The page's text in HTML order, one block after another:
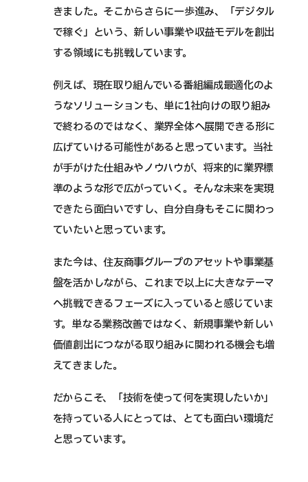
きました。そこからさらに一歩進み、「デジタル
で稼ぐ」という、新しい事業や収益モデルを創出
する領域にも挑戦しています。
例えば、現在取り組んでいる番組編成最適化のよ
うなソリューションも、単に1社向けの取り組み
で終わるのではなく、業界全体へ展開できる形に
広げていける可能性があると思っています。当社
が手がけた仕組みやノウハウが、将来的に業界標
準のような形で広がっていく。そんな未来を実現
できたら面白いですし、自分自身もそこに関わっ
ていたいと思っています。
また今は、住友商事グループのアセットや事業基
盤を活かしながら、これまで以上に大きなテーマ
へ挑戦できるフェーズに入っていると感じていま
す。単なる業務改善ではなく、新規事業や新しい
価値創出につながる取り組みに関われる機会も増
えてきました。
だからこそ、「技術を使って何を実現したいか」
を持っている人にとっては、とても面白い環境だ
と思っています。